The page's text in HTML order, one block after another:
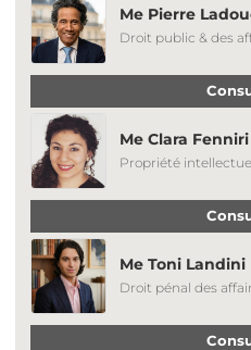
Me Pierre
Droit public & des
Me Clara Fenniri
Propriété
Me Toni Landini
Droit pénal des